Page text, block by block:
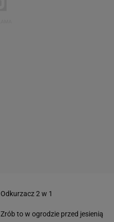
Odkurzacz 2 w 1
Zrób to w ogrodzie przed jesienią